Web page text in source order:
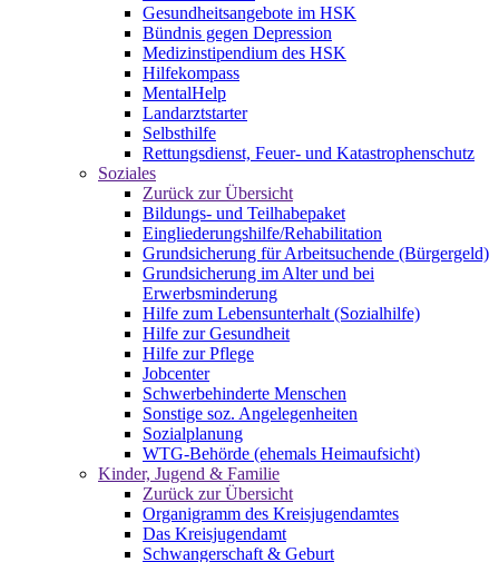
Gesundheitsangebote im HSK
Bündnis gegen Depression
Medizinstipendium des HSK
Hilfekompass
MentalHelp
Landarztstarter
Selbsthilfe
Rettungsdienst, Feuer- und Katastrophenschutz
Soziales
Zurück zur Übersicht
Bildungs- und Teilhabepaket
Eingliederungshilfe/Rehabilitation
Grundsicherung für Arbeitsuchende (Bürgergeld)
Grundsicherung im Alter und bei
Erwerbsminderung
Hilfe zum Lebensunterhalt (Sozialhilfe)
Hilfe zur Gesundheit
Hilfe zur Pflege
Jobcenter
Schwerbehinderte Menschen
Sonstige soz. Angelegenheiten
Sozialplanung
WTG-Behörde (ehemals Heimaufsicht)
Kinder, Jugend & Familie
Zurück zur Übersicht
Organigramm des Kreisjugendamtes
Das Kreisjugendamt
Schwangerschaft & Geburt